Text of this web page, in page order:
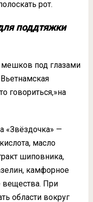
рот.
поддтяжки
мешков под глазами
говориться,»на
«Звёздочка» —
масло
шиповника,
камфорное
вещества. При
области вокруг